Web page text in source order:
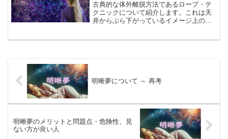
古典的な体外離脱方法であるロープ・テ
クニックについて紹介します。これは天
井からぶら下がっているイメージ上のロ
明晰夢について ～ 再考
明晰夢のメリットと問題点・危険性、見
ない方が良い人